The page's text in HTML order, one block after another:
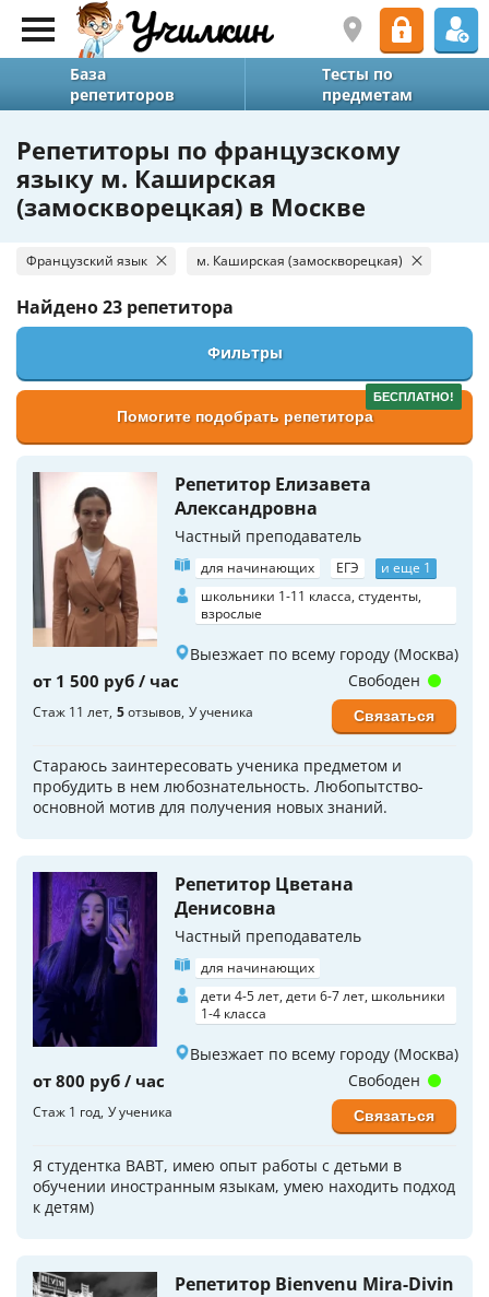
База
репетиторов
Тесты по
предметам
Репетиторы по французскому
языку м. Каширская
(замоскворецкая) в Москве
Французский язык м. Каширская (замоскворецкая)
Найдено23 репетитора
Фильтры
БЕСПЛАТНО!
Помогите подобрать репетитора
Репетитор Елизавета
Александровна
Частный преподаватель
для начинающих ЕГЭ
и еще 1
школьники 1-11 класса, студенты,
взрослые
Выезжает по всему городу (Москва)
от 1 500 руб / час
Стаж 11 лет 5отзывов У ученика
Стараюсь заинтересовать ученика предметом и
пробудить в нем любознательность. Любопытство-
основной мотив для получения новых знаний.
Свободен
Связаться
Репетитор Цветана
Денисовна
Частный преподаватель
для начинающих
дети 4-5 лет, дети 6-7 лет, школьники
1-4 класса
Выезжает по всему городу (Москва)
от 800 руб / час
Стаж 1 год У ученика
Я студентка ВАВТ, имею опыт работы с детьми в
обучении иностранным языкам, умею находить подход
к детям)
Свободен
Связаться
Репетитор Bienvenu Mira-Divin